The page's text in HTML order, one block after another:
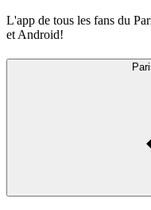
L'app de tous les fans du
et Android!